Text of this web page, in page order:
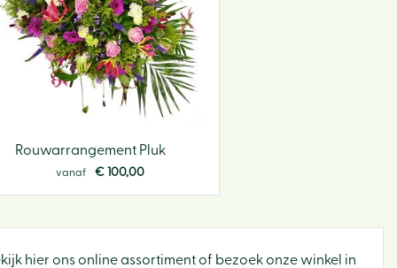
Rouwarrangement Pluk
vanaf € 100,00
hier ons online assortiment of bezoek onze winkel in